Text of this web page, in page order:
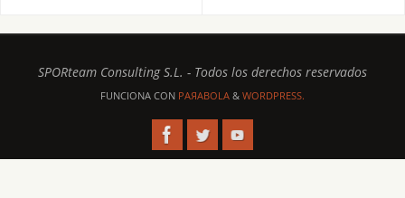
SPORteam Consulting S.L. - Todos los derechos reservados
FUNCIONA CON PAЯABOLA & WORDPRESS.